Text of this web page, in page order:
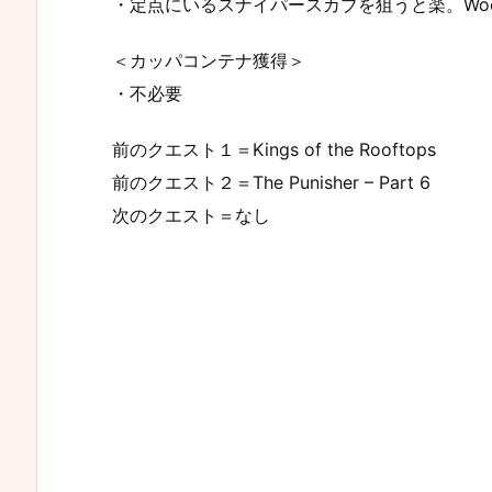
・定点にいるスナイパースカブを狙うと楽。
＜カッパコンテナ獲得＞
・不必要
前のクエスト１＝Kings of the Rooftops
前のクエスト２＝The Punisher – Part 6
次のクエスト＝なし